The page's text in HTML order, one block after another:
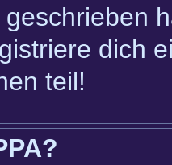
dich
teil!